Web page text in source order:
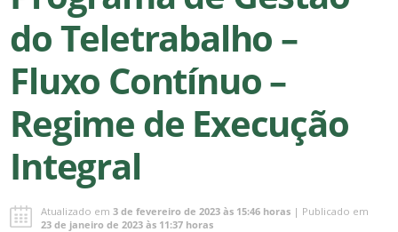
do Teletrabalho –
Fluxo Contínuo –
Regime de Execução
Integral
Atualizado em3 de fevereiro de 2023 às 15:46 horas | Publicado em
23 de janeiro de 2023 às 11:37 horas